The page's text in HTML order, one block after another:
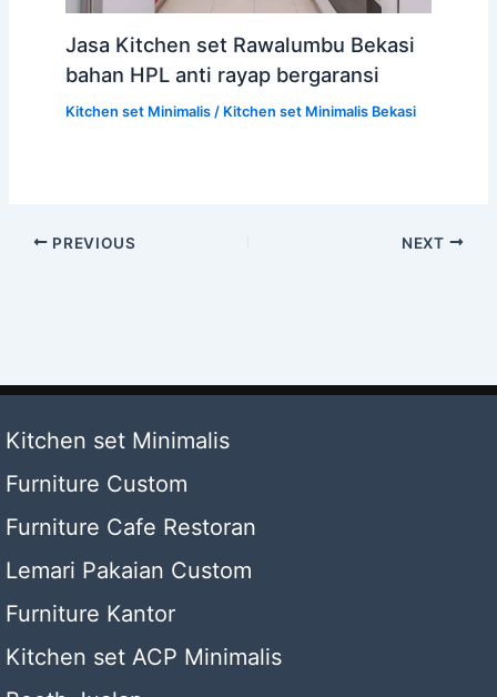
Jasa Kitchen set Rawalumbu Bekasi
bahan HPL anti rayap bergaransi
Kitchen set Minimalis/ Kitchen set Minimalis Bekasi
PREVIOUS NEXT
Kitchen set Minimalis
Furniture Custom
Furniture Cafe Restoran
Lemari Pakaian Custom
Furniture Kantor
Kitchen set ACP Minimalis